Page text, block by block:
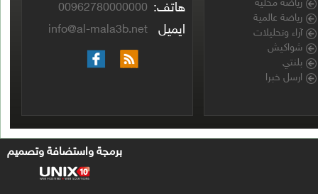
هاتف: 00962780000000
ايميل info@al-mala3b.net